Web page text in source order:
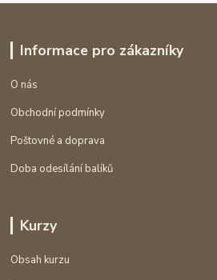
Informace pro zákazníky
O nás
Obchodní podmínky
Poštovné a doprava
Doba odesílání balíků
Kurzy
Obsah kurzu